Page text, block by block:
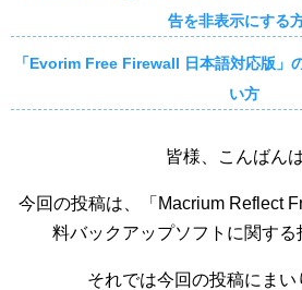
告を非表示にする
「Evorim Free Firewall 日本語対応版」
い方
皆様、こんばんは
今回の投稿は、「Macrium Reflect
料バックアップソフトに関する
それでは今回の投稿にまい